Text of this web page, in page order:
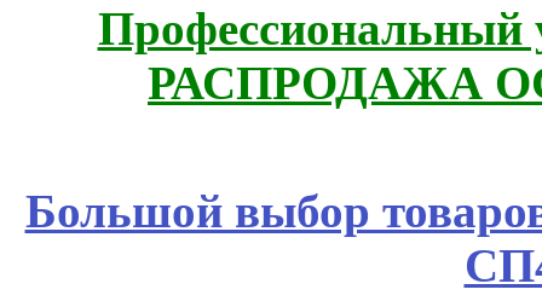
Профессиональный
РАСПРОДАЖА
Большой выбор